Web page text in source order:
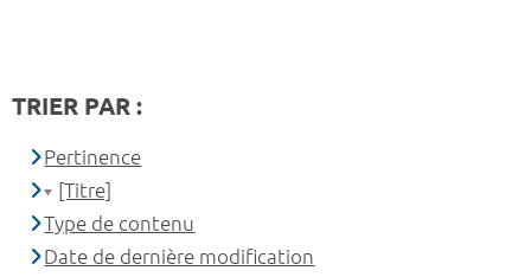
TRIER PAR :
Pertinence
[Titre]
Type de contenu
Date de dernière modification